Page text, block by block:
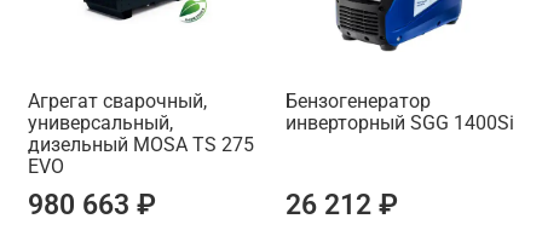
Агрегат сварочный,
универсальный,
дизельный MOSA TS 275
EVO
980 663 ₽
Бензогенератор
инверторный SGG 1400Si
26 212 ₽